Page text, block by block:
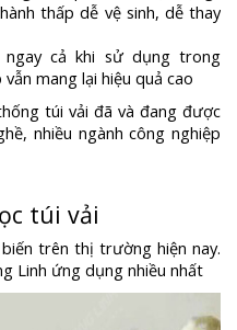
thấp dễ vệ sinh, dễ thay
ngay cả khi sử dụng trong
mang lại hiệu quả cao
túi vải đã và đang được
nhiều ngành công nghiệp
túi vải
trên thị trường hiện nay.
Linh ứng dụng nhiều nhất